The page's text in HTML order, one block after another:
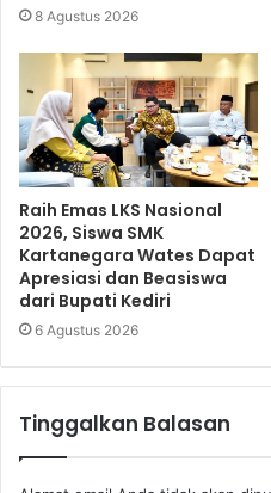
8 Agustus 2026
Raih Emas LKS Nasional
2026, Siswa SMK
Kartanegara Wates Dapat
Apresiasi dan Beasiswa
dari Bupati Kediri
6 Agustus 2026
Tinggalkan Balasan